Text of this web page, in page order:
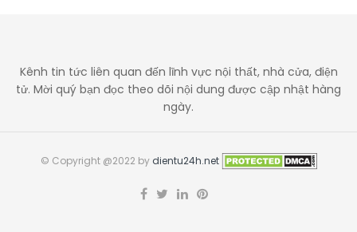
Kênh tin tức liên quan đến lĩnh vực nội thất, nhà cửa, điện
tử. Mời quý bạn đọc theo dõi nội dung được cập nhật hàng
ngày.
© Copyright @2022 by dientu24h.net